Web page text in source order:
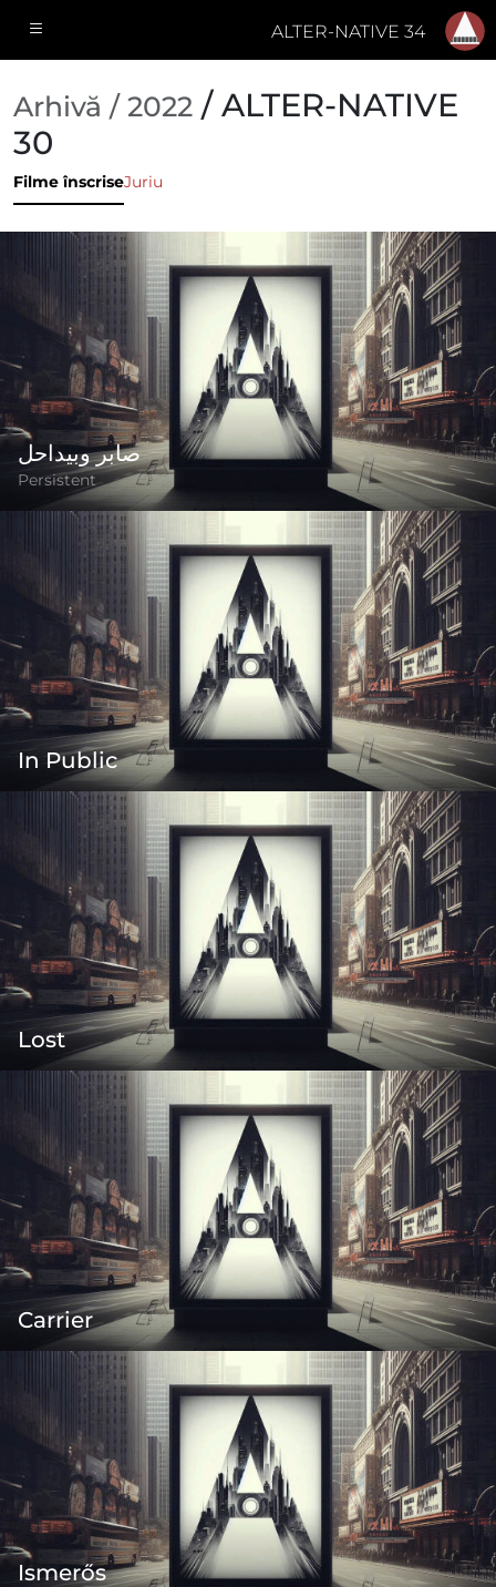
ALTER-NATIVE 34
Arhivă / 2022 / ALTER-NATIVE
30
Filme înscriseJuriu
صابر وبيداحل
Persistent
In Public
Lost
Carrier
Ismerős